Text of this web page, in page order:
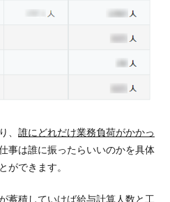
、 誰にどれだけ業務負荷がかかっ
事は誰に振ったらいいのかを具体
ができます。
蓄積していけば給与計算人数と工